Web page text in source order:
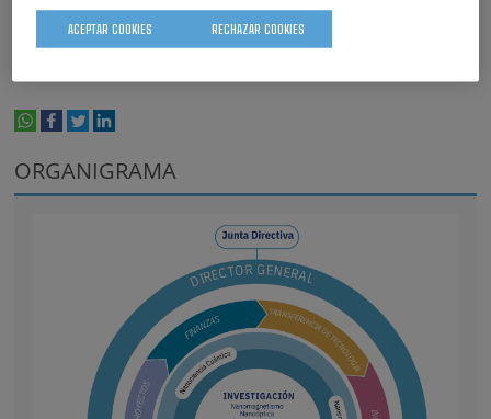
Investigación, Gobierno Vasco)
Itziar Alkorta (Departamento de Educación, Política Lingüística y
ORGANIGRAMA
RECHAZAR COOKIES
ACEPTAR COOKIES